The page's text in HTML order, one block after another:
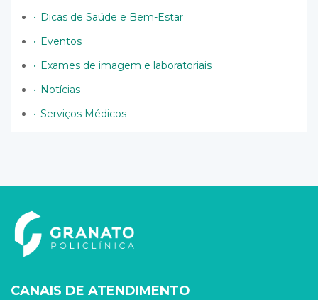
Dicas de Saúde e Bem-Estar
Eventos
Exames de imagem e laboratoriais
Notícias
Serviços Médicos
CANAIS DE ATENDIMENTO